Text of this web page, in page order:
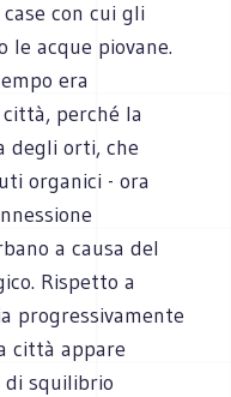
con cui gli
le acque piovane.
era
perché la
degli orti, che
organici - ora
a causa del
Rispetto a
progressivamente
città appare
squilibrio